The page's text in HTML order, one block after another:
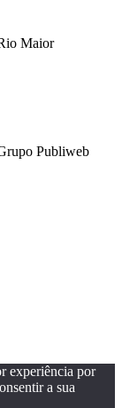
Maior
Publiweb
experiência por
a sua